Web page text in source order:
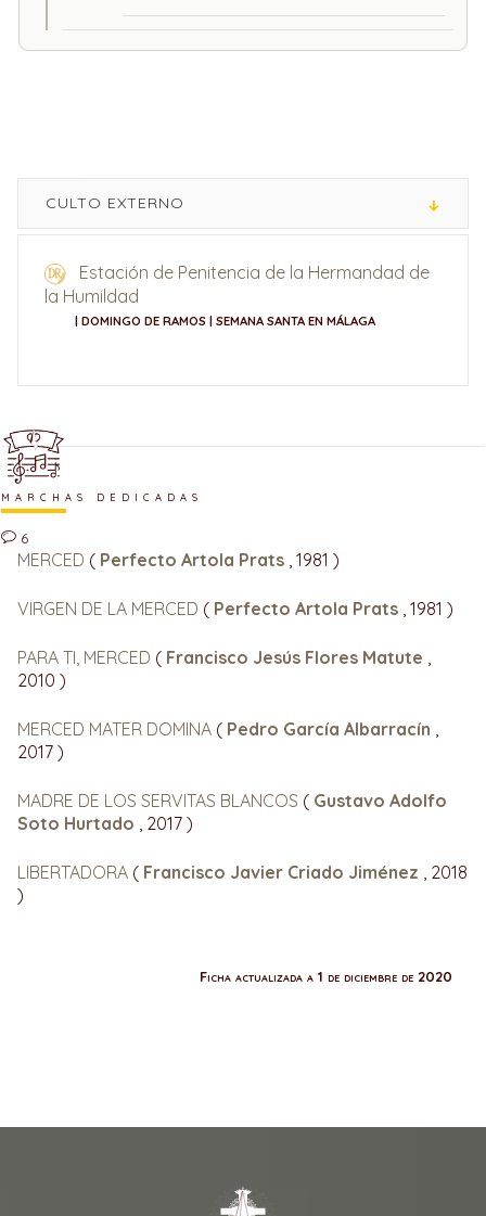
CULTO EXTERNO
Estación de Penitencia de la Hermandad de
la Humildad
| DOMINGO DE RAMOS | SEMANA SANTA EN MÁLAGA
MARCHAS DEDICADAS
6
MERCED ( Perfecto Artola Prats , 1981 )
VIRGEN DE LA MERCED ( Perfecto Artola Prats , 1981 )
PARA TI, MERCED ( Francisco Jesús Flores Matute
2010 )
MERCED MATER DOMINA ( Pedro García Albarracín
2017 )
MADRE DE LOS SERVITAS BLANCOS ( Gustavo Adolfo
Soto Hurtado
, 2017 )
LIBERTADORA ( Francisco Javier Criado Jiménez
, 2018
)
Ficha actualizada a 1 de diciembre de 2020